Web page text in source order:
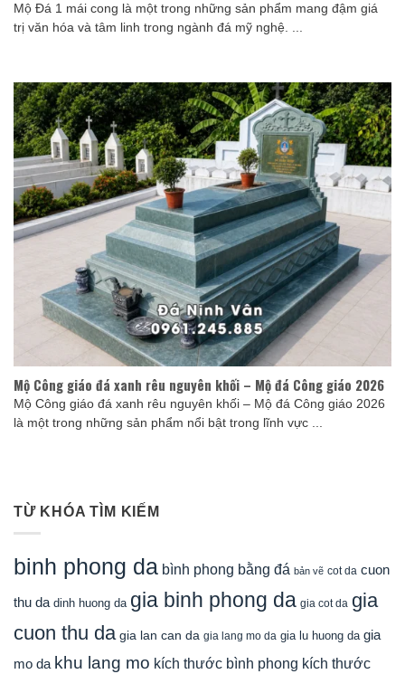
Mộ Đá 1 mái cong là một trong những sản phẩm mang đậm giá
trị văn hóa và tâm linh trong ngành đá mỹ nghệ. ...
Mộ Công giáo đá xanh rêu nguyên khối – Mộ đá Công giáo 2026
Mộ Công giáo đá xanh rêu nguyên khối – Mộ đá Công giáo 2026
là một trong những sản phẩm nổi bật trong lĩnh vực ...
TỪ KHÓA TÌM KIẾM
binh phong da bình phong bằng đá bản vẽ cot da cuon
thu da dinh huong da gia binh phong da gia cot da gia
cuon thu da gia lan can da gia lang mo da gia lu huong da gia
mo da khu lang mo kích thước bình phong kích thước